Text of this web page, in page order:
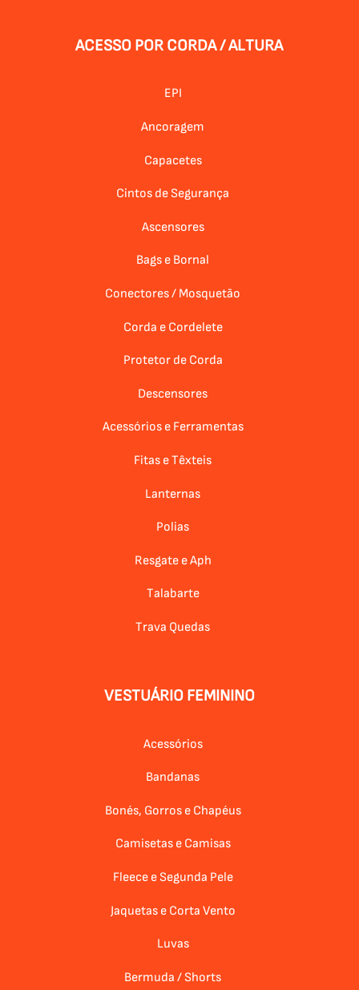
ACESSO POR CORDA / ALTURA
EPI
Ancoragem
Capacetes
Cintos de Segurança
Ascensores
Bags e Bornal
Conectores / Mosquetão
Corda e Cordelete
Protetor de Corda
Descensores
Acessórios e Ferramentas
Fitas e Têxteis
Lanternas
Polias
Resgate e Aph
Talabarte
Trava Quedas
VESTUÁRIO FEMININO
Acessórios
Bandanas
Bonés, Gorros e Chapéus
Camisetas e Camisas
Fleece e Segunda Pele
Jaquetas e Corta Vento
Luvas
Bermuda / Shorts